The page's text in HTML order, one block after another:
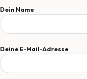
Dein Name
Deine E-Mail-Adresse